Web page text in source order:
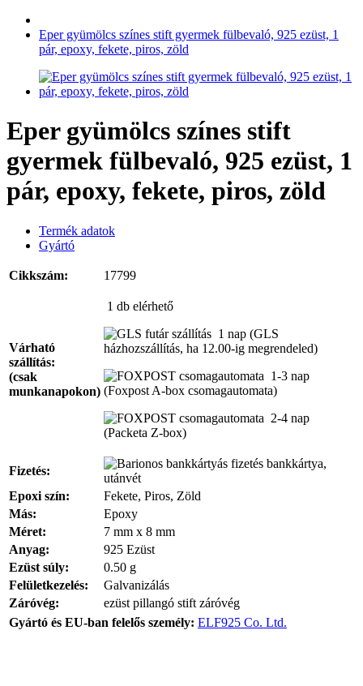
Eper gyümölcs színes stift gyermek fülbevaló, 925 ezüst, 1
pár, epoxy, fekete, piros, zöld
Eper gyümölcs színes stift
gyermek fülbevaló, 925 ezüst, 1
pár, epoxy, fekete, piros, zöld
Termék adatok
Gyártó
Cikkszám: 17799
Várható
szállítás:
(csak
munkanapokon)
1 db elérhető
1 nap (GLS
házhozszállítás, ha 12.00-ig megrendeled)
1-3 nap
(Foxpost A-box csomagautomata)
2-4 nap
(Packeta Z-box)
Fizetés:
bankkártya,
utánvét
Epoxi szín:
Fekete, Piros, Zöld
Más:
Epoxy
Méret:
7 mm x 8 mm
Anyag:
925 Ezüst
Ezüst súly:
0.50 g
Felületkezelés:
Galvanizálás
Záróvég:
ezüst pillangó stift záróvég
Gyártó és EU-ban felelős személy: ELF925 Co. Ltd.